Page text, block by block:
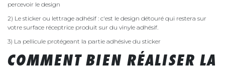
percevoir le design
2) Le sticker ou lettrage adhésif : c'est le design détouré qui restera sur
votre surface réceptrice produit sur du vinyle adhésif.
3) La pellicule protégeant la partie adhésive du sticker
COMMENT BIEN RÉALISER LA